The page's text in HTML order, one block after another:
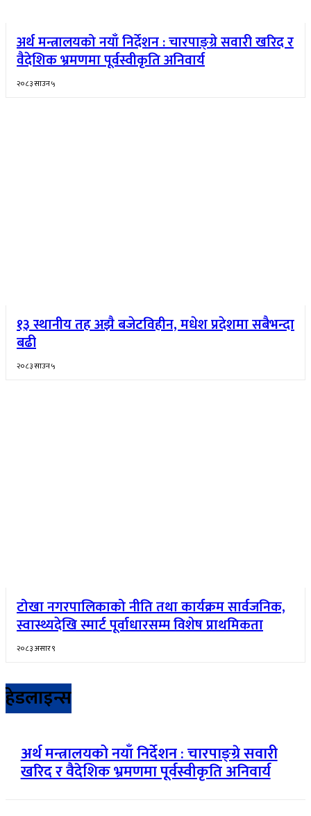
अर्थ मन्त्रालयको नयाँ निर्देशन : चारपाङ्ग्रे सवारी खरिद र
वैदेशिक भ्रमणमा पूर्वस्वीकृति अनिवार्य
२०८३ साउन ५
१३ स्थानीय तह अझै बजेटविहीन, मधेश प्रदेशमा सबैभन्दा
बढी
२०८३ साउन ५
टोखा नगरपालिकाको नीति तथा कार्यक्रम सार्वजनिक,
स्वास्थ्यदेखि स्मार्ट पूर्वाधारसम्म विशेष प्राथमिकता
२०८३ असार ९
हेडलाइन्स
अर्थ मन्त्रालयको नयाँ निर्देशन : चारपाङ्ग्रे सवारी
खरिद र वैदेशिक भ्रमणमा पूर्वस्वीकृति अनिवार्य